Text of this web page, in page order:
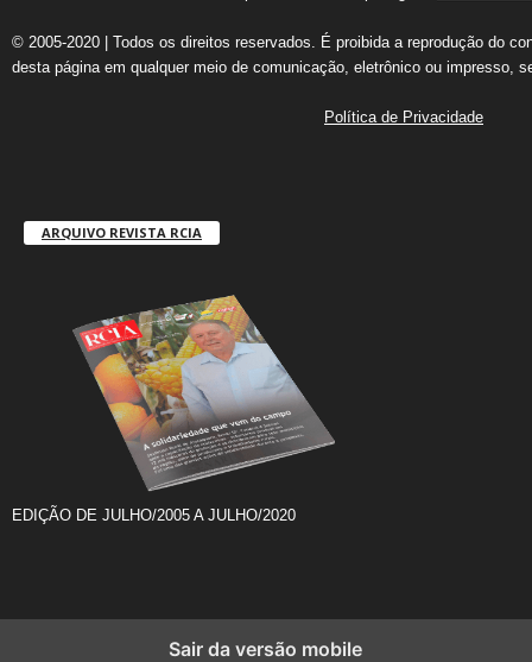
© 2005-2020 | Todos os direitos reservados. É proibida a reprodução do
desta página em qualquer meio de comunicação, eletrônico ou impresso,
Política de Privacidade
ARQUIVO REVISTA RCIA
EDIÇÃO DE JULHO/2005 A JULHO/2020
Sair da versão mobile